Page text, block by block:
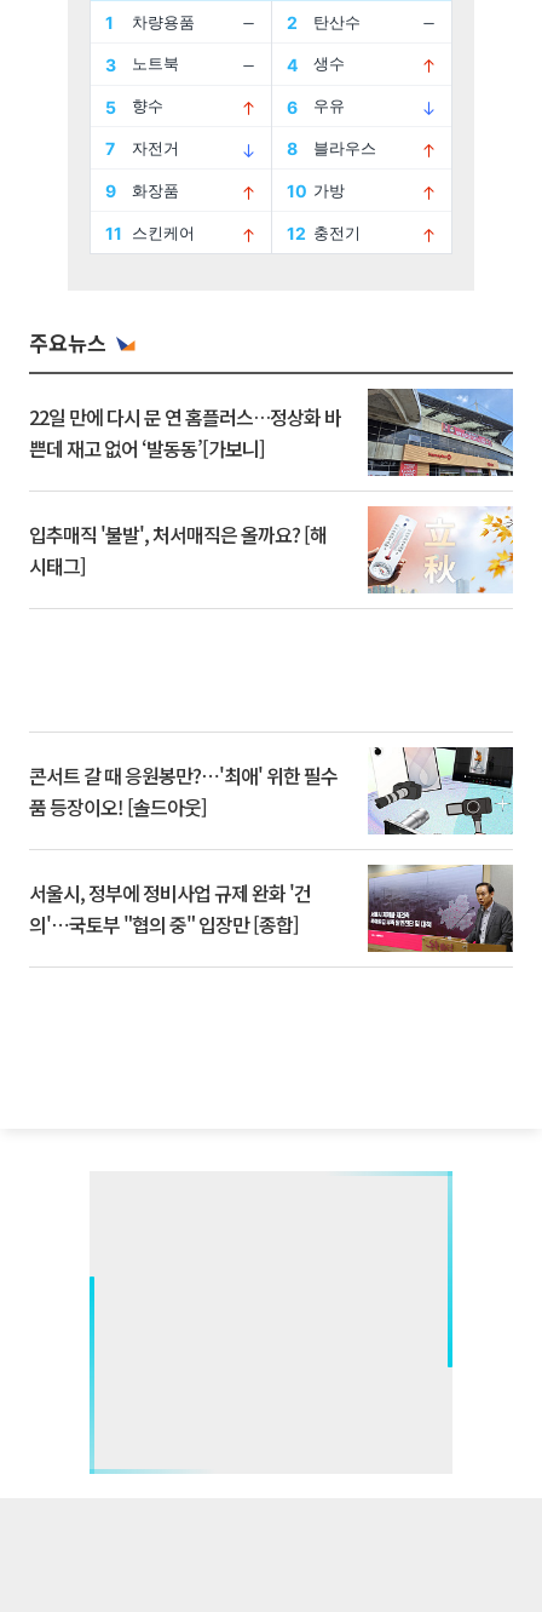
주요뉴스
22일 만에 다시 문 연 홈플러스…정상화 바
쁜데 재고 없어 ‘발동동’[가보니]
입추매직 '불발', 처서매직은 올까요? [해
시태그]
콘서트 갈 때 응원봉만?⋯'최애' 위한 필수
품 등장이오! [솔드아웃]
서울시, 정부에 정비사업 규제 완화 '건
의'⋯국토부 "협의 중" 입장만 [종합]